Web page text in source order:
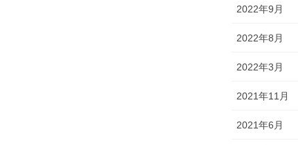
2022年9月
2022年8月
2022年3月
2021年11月
2021年6月